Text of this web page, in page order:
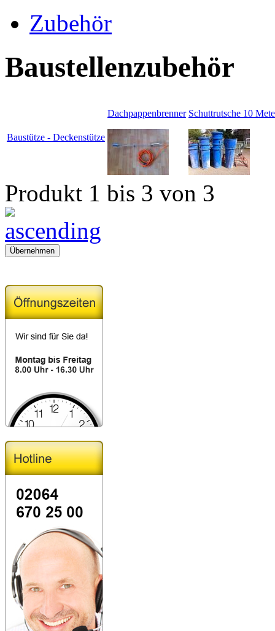
Zubehör
Baustellenzubehör
Baustütze - Deckenstütze
Dachpappenbrenner Schuttrutsche 10
Produkt 1 bis 3 von 3